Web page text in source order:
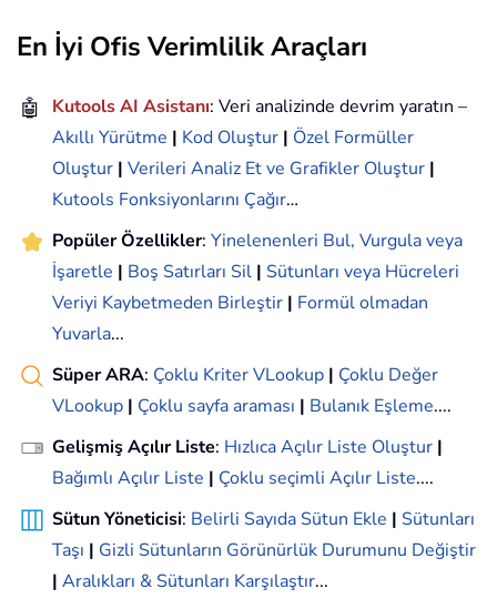
En İyi Ofis Verimlilik Araçları
🤖 Kutools AI Asistanı: Veri analizinde devrim yaratın –
Akıllı Yürütme | Kod Oluştur | Özel Formüller
Oluştur | Verileri Analiz Et ve Grafikler Oluştur |
Kutools Fonksiyonlarını Çağır…
Popüler Özellikler: Yinelenenleri Bul, Vurgula veya
İşaretle | Boş Satırları Sil | Sütunları veya Hücreleri
Veriyi Kaybetmeden Birleştir | Formül olmadan
Yuvarla...
Süper ARA: Çoklu Kriter VLookup | Çoklu Değer
VLookup | Çoklu sayfa araması | Bulanık Eşleme....
Gelişmiş Açılır Liste: Hızlıca Açılır Liste Oluştur |
Bağımlı Açılır Liste | Çoklu seçimli Açılır Liste....
Sütun Yöneticisi: Belirli Sayıda Sütun Ekle | Sütunları
Taşı | Gizli Sütunların Görünürlük Durumunu Değiştir
| Aralıkları & Sütunları Karşılaştır...